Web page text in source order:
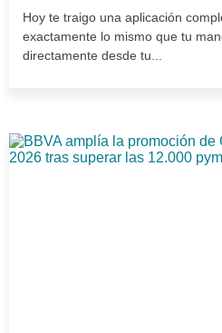
Hoy te traigo una aplicación
exactamente lo mismo que tu
directamente desde tu...